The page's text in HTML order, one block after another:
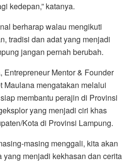
kedepan,” katanya.
berharap walau mengikuti
tradisi dan adat yang menjadi
jangan pernah berubah.
Entrepreneur Mentor & Founder
Maulana mengatakan melalui
membantu perajin di Provinsi
yang menjadi ciri khas
Kota di Provinsi Lampung.
masing menggali, kita akan
yang menjadi kekhasan dan cerita